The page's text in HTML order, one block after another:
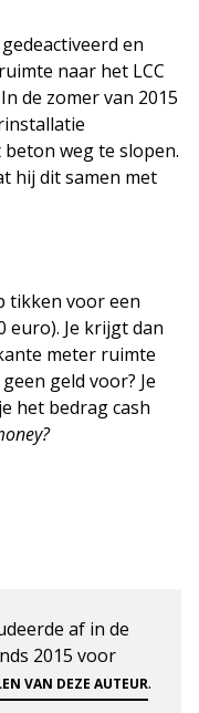
en
naar het LCC
de zomer van 2015
weg te slopen.
hij dit samen met
tikken voor een
euro). Je krijgt dan
meter ruimte
geld voor? Je
het bedrag cash
af in de
2015 voor
VAN DEZE AUTEUR.